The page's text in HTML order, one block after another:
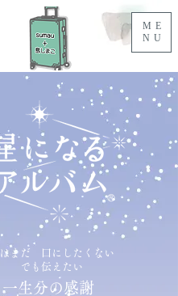
ME
NU
まだ 口にしたくない
でも伝えたい
​一生分の感謝